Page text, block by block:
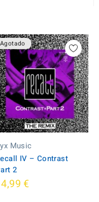
Agotado
Music
IV ‎– Contrast
2
€